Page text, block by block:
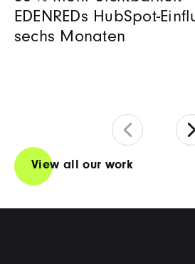
EDENREDs HubSpot-
sechs Monaten
View all our work